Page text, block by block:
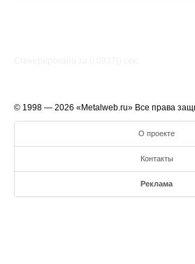
© 1998 — 2026 «Metalweb.ru» Все права
О проекте
Контакты
Реклама